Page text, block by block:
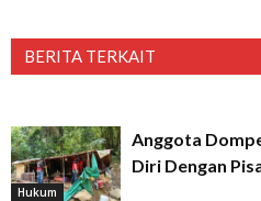
BERITA TERKAIT
Hukum
Anggota
Diri Dengan